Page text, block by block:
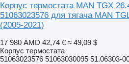
Корпус термостата MAN TGX
51063023576 для тягача MAN
(2005-2021)
17 980 AMD 42,74 € ≈ 49,09 $
Корпус термостата
51063023576 51063030095 51.06303-